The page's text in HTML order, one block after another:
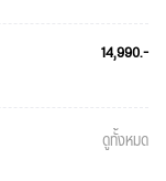
14,990.-
ดูทั้งหมด